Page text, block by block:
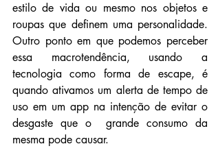
estilo de vida ou mesmo nos objetos e
roupas que definem uma personalidade.
Outro ponto em que podemos perceber
essa macrotendência, usando a
tecnologia como forma de escape, é
quando ativamos um alerta de tempo de
uso em um app na intenção de evitar o
desgaste que o  grande consumo da
mesma pode causar.